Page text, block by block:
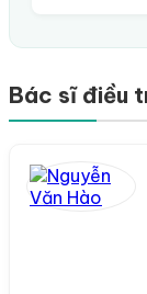
Bác sĩ điều